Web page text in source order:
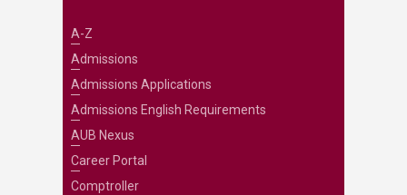
A-Z
Admissions
Admissions Applications
Admissions English Requirements
AUB Nexus
Career Portal
Comptroller